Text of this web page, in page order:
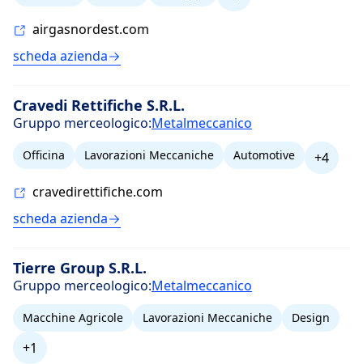
airgasnordest.com
scheda azienda
Cravedi Rettifiche S.R.L.
Gruppo merceologico:Metalmeccanico
Officina Lavorazioni Meccaniche Automotive
+4
cravedirettifiche.com
scheda azienda
Tierre Group S.R.L.
Gruppo merceologico:Metalmeccanico
Macchine Agricole Lavorazioni Meccaniche Design
+1